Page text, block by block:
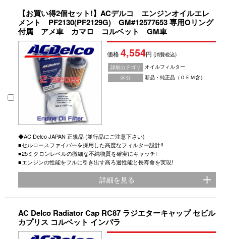
【お買い得2個セット!】ACデルコ エンジンオイルエレ
メント PF2130(PF2129G) GM#12577653 専用Oリング
付属 アメ車 カマロ コルベット GM車
価格4,554円(消費税込)
詳細カテゴリ
オイルフィルター
区分
新品・純正品（ＯＥＭ含）
◆AC Delco JAPAN 正規品 (並行品にご注意下さい)
■セルロースファイバーを採用した高度なフィルター設計!!
■25ミクロンレベルの微細な不純物質を確実にキャッチ!
■エンジンの性能をフルに引き出す高ろ過性能と長寿命を実現!
詳細を見る
AC Delco Radiator Cap RC87 ラジエターキャップ セビル
カプリス コルベット インパラ